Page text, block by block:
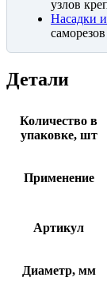
узлов
Насадки
саморезов
Детали
Количество в
упаковке, шт
Применение
Артикул
Диаметр, мм